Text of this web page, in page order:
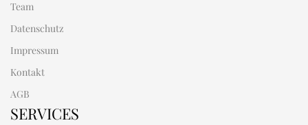
Team
Datenschutz
Impressum
Kontakt
AGB
SERVICES